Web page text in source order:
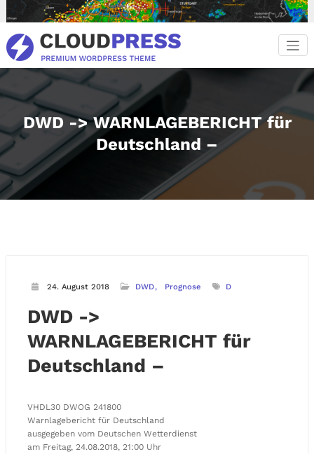
Inhalt
springen
DWD -> WARNLAGEBERICHT für
Deutschland –
24. August 2018 DWD Prognose D
DWD ->
WARNLAGEBERICHT für
Deutschland –
VHDL30 DWOG 241800
Warnlagebericht für Deutschland
ausgegeben vom Deutschen Wetterdienst
am Freitag, 24.08.2018, 21:00 Uhr